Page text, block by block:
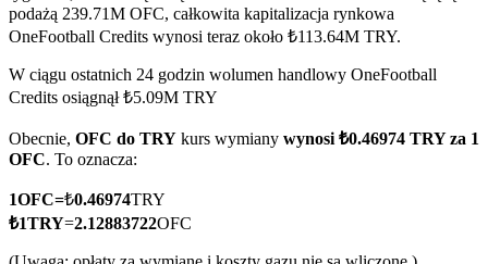
Kontrakty terminowe na kryptowaluty
TradFi
towary
podażą 239.71M OFC, całkowita kapitalizacja rynkowa
OneFootball Credits wynosi teraz około ₺113.64M TRY.
W ciągu ostatnich 24 godzin wolumen handlowy OneFootball
Credits osiągnął ₺5.09M TRY
Obecnie, OFC do TRY kurs wymiany wynosi ₺0.46974 TRY za 1
OFC. To oznacza:
1OFC=₺0.46974TRY
₺1TRY=2.12883722OFC